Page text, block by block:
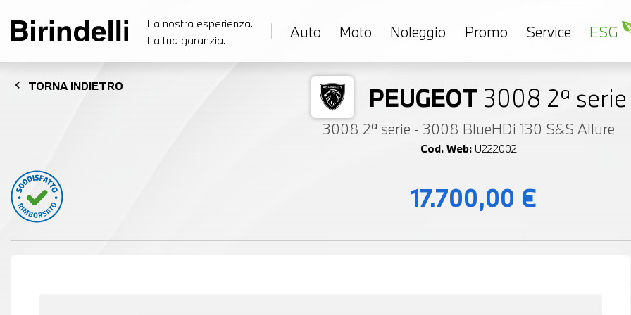
La nostra esperienza.
La tua garanzia.
Auto Moto Noleggio Promo Service ESG
chevron_left TORNA INDIETRO PEUGEOT 3008 2ª serie
3008 2ª serie - 3008 BlueHDi 130 S&S Allure
Cod. Web: U222002
17.700,00 €